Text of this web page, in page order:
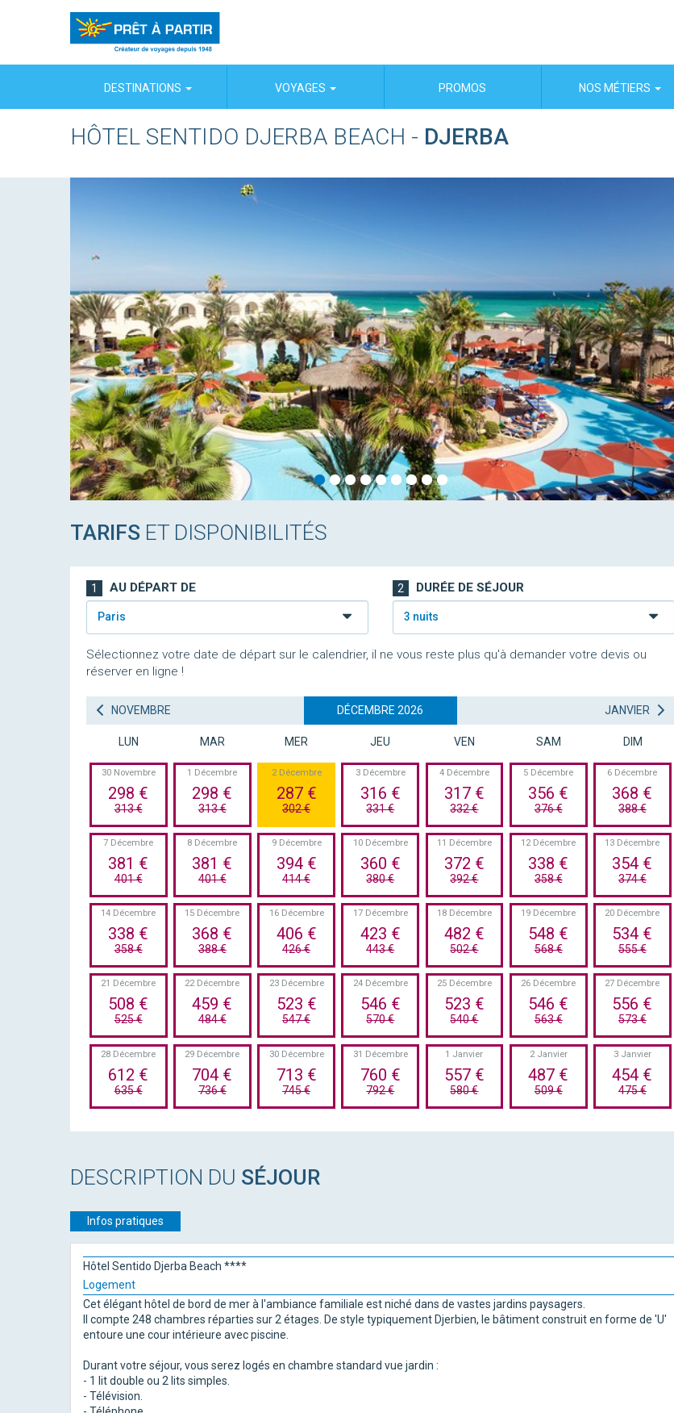
DESTINATIONS VOYAGES PROMOS NOS MÉTIERS
HÔTEL SENTIDO DJERBA BEACH - DJERBA
TARIFS ET DISPONIBILITÉS
1 AU DÉPART DE
Paris
2 DURÉE DE SÉJOUR
3 nuits
Sélectionnez votre date de départ sur le calendrier, il ne vous reste plus qu'à demander votre devis ou
réserver en ligne !
NOVEMBRE DÉCEMBRE 2026 JANVIER
LUN MAR MER JEU VEN SAM DIM
30 Novembre
298 €
313 €
1 Décembre
298 €
313 €
2 Décembre
287 €
302 €
3 Décembre
316 €
331 €
4 Décembre
317 €
332 €
5 Décembre
356 €
376 €
6 Décembre
368 €
388 €
7 Décembre
381 €
401 €
8 Décembre
381 €
401 €
9 Décembre
394 €
414 €
10 Décembre
360 €
380 €
11 Décembre
372 €
392 €
12 Décembre
338 €
358 €
13 Décembre
354 €
374 €
14 Décembre
338 €
358 €
15 Décembre
368 €
388 €
16 Décembre
406 €
426 €
17 Décembre
423 €
443 €
18 Décembre
482 €
502 €
19 Décembre
548 €
568 €
20 Décembre
534 €
555 €
21 Décembre
508 €
525 €
22 Décembre
459 €
484 €
23 Décembre
523 €
547 €
24 Décembre
546 €
570 €
25 Décembre
523 €
540 €
26 Décembre
546 €
563 €
27 Décembre
556 €
573 €
28 Décembre
612 €
635 €
29 Décembre
704 €
736 €
30 Décembre
713 €
745 €
31 Décembre
760 €
792 €
1 Janvier
557 €
580 €
2 Janvier
487 €
509 €
3 Janvier
454 €
475 €
DESCRIPTION DU SÉJOUR
Infos pratiques
Hôtel Sentido Djerba Beach ****
Logement
Cet élégant hôtel de bord de mer à l'ambiance familiale est niché dans de vastes jardins paysagers.
Il compte 248 chambres réparties sur 2 étages. De style typiquement Djerbien, le bâtiment construit en forme de 'U'
entoure une cour intérieure avec piscine.
Durant votre séjour, vous serez logés en chambre standard vue jardin :
- 1 lit double ou 2 lits simples.
- Télévision.